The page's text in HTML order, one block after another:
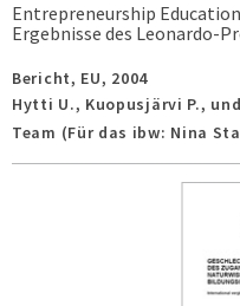
Entrepreneurship
Ergebnisse des Leonardo-
Bericht, EU, 2004
Hytti U., Kuopusjärvi P.,
Team (Für das ibw: Nina